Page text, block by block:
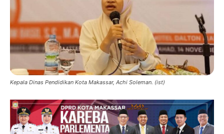
Kepala Dinas Pendidikan Kota Makassar, Achi Soleman. (ist)